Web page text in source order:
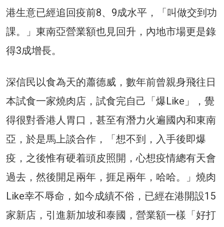
港生意已經追回疫前8、9成水平，「叫做交到功
課。」東南亞營業額也見回升，內地市場更是錄
得3成增長。
深信民以食為天的蕭德威，數年前曾親身飛往日
本試食一家燒肉店，試食完自己「爆Like」，覺
得很對香港人胃口，甚至有潛力火遍國內和東南
亞，於是馬上談合作，「想不到，入手後即爆
疫，之後惟有硬着頭皮照開，心想疫情總有天會
過去，然後開足兩年，捱足兩年，哈哈。」燒肉
Like幸不辱命，如今成績不俗，已經在港開設15
家新店，引進新加坡和泰國，營業額一樣「好打